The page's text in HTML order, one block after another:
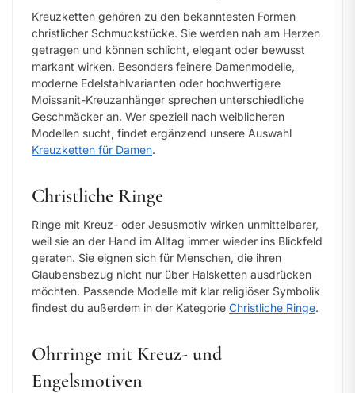
Kreuzketten gehören zu den bekanntesten Formen
christlicher Schmuckstücke. Sie werden nah am Herzen
getragen und können schlicht, elegant oder bewusst
markant wirken. Besonders feinere Damenmodelle,
moderne Edelstahlvarianten oder hochwertigere
Moissanit-Kreuzanhänger sprechen unterschiedliche
Geschmäcker an. Wer speziell nach weiblicheren
Modellen sucht, findet ergänzend unsere Auswahl
Kreuzketten für Damen.
Christliche Ringe
Ringe mit Kreuz- oder Jesusmotiv wirken unmittelbarer,
weil sie an der Hand im Alltag immer wieder ins Blickfeld
geraten. Sie eignen sich für Menschen, die ihren
Glaubensbezug nicht nur über Halsketten ausdrücken
möchten. Passende Modelle mit klar religiöser Symbolik
findest du außerdem in der Kategorie Christliche Ringe.
Ohrringe mit Kreuz- und
Engelsmotiven